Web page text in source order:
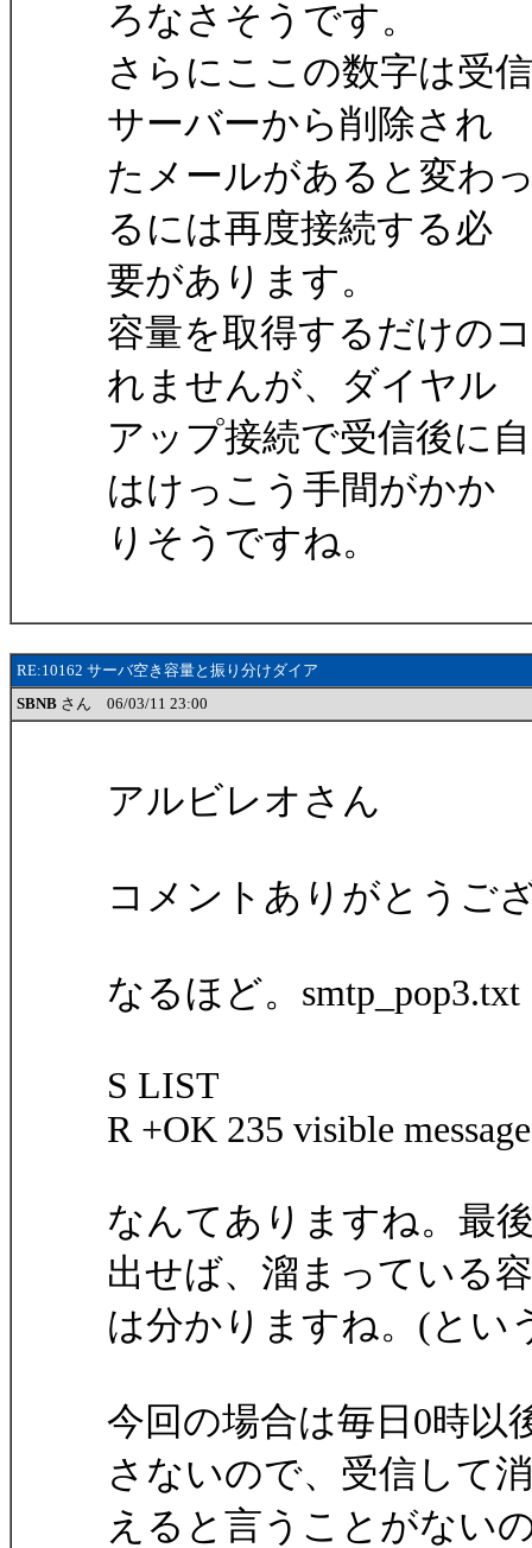
ろなさそうです。
さらにここの数字は受
サーバーから削除され
たメールがあると変わ
るには再度接続する必
要があります。
容量を取得するだけの
れませんが、ダイヤル
アップ接続で受信後に
はけっこう手間がかか
りそうですね。
RE:10162 サーバ空き容量と振り分けダイア
SBNB さん 06/03/11 23:00
アルビレオさん
コメントありがとうご
なるほど。
S LIST
R +OK 235 visible
なんてありますね。最
出せば、溜まっている
は分かりますね。(とい
今回の場合は毎日0時以
さないので、受信して消
えると言うことがない